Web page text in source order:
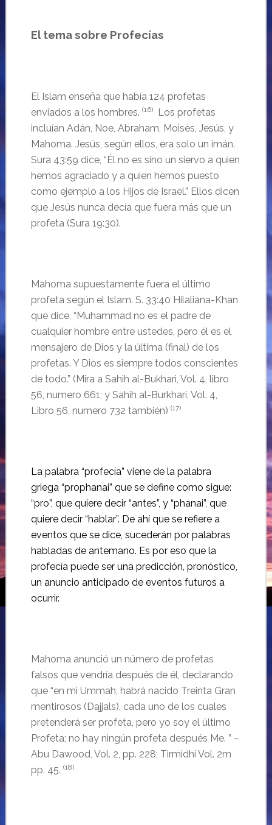
El tema sobre Profecías
El Islam enseña que había 124 profetas
enviados a los hombres. (16)Los profetas
incluían Adán, Noe, Abraham, Moisés, Jesús, y
Mahoma. Jesús, según ellos, era solo un imán.
Sura 43:59 dice, “Él no es sino un siervo a quien
hemos agraciado y a quien hemos puesto
como ejemplo a los Hijos de Israel.” Ellos dicen
que Jesús nunca decía que fuera más que un
profeta (Sura 19:30).
Mahoma supuestamente fuera el último
profeta según el Islam. S. 33:40 Hilaliana-Khan
que dice, “Muhammad no es el padre de
cualquier hombre entre ustedes, pero él es el
mensajero de Dios y la última (final) de los
profetas. Y Dios es siempre todos conscientes
de todo.” (Mira a Sahih al-Bukhari, Vol. 4, libro
56, numero 661; y Sahih al-Burkhari, Vol. 4,
Libro 56, numero 732 también) (17)
La palabra “profecía” viene de la palabra
griega “prophanai” que se define como sigue:
“pro”, que quiere decir “antes”, y “phanai”, que
quiere decir “hablar”. De ahí que se refiere a
eventos que se dice, sucederán por palabras
habladas de antemano. Es por eso que la
profecía puede ser una predicción, pronóstico,
un anuncio anticipado de eventos futuros a
ocurrir.
Mahoma anunció un número de profetas
falsos que vendría después de él, declarando
que “en mi Ummah, habrá nacido Treinta Gran
mentirosos (Dajjals), cada uno de los cuales
pretenderá ser profeta, pero yo soy el último
Profeta; no hay ningún profeta después Me. ” –
Abu Dawood, Vol. 2, pp. 228; Tirmidhi Vol. 2m
pp. 45. (18)